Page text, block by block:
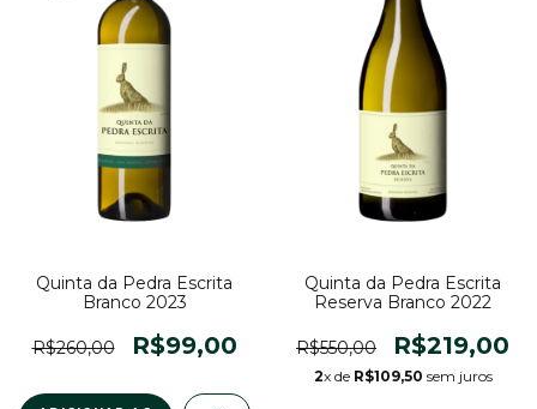
Quinta da Pedra Escrita
Branco 2023
R$260,00 R$99,00
Quinta da Pedra Escrita
Reserva Branco 2022
R$550,00 R$219,00
2x de R$109,50 sem juros